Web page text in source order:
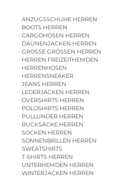
ANZUGSSCHUHE HERREN
BOOTS HERREN
CARGOHOSEN HERREN
DAUNENJACKEN HERREN
GROSSE GRÖSSEN HERREN
HERREN FREIZEITHEMDEN
HERRENHOSEN
HERRENSNEAKER
JEANS HERREN
LEDERJACKEN HERREN
OVERSHIRTS HERREN
POLOSHIRTS HERREN
PULLUNDER HERREN
RUCKSÄCKE HERREN
SOCKEN HERREN
SONNENBRILLEN HERREN
SWEATSHIRTS
T-SHIRTS HERREN
UNTERHEMDEN HERREN
WINTERJACKEN HERREN